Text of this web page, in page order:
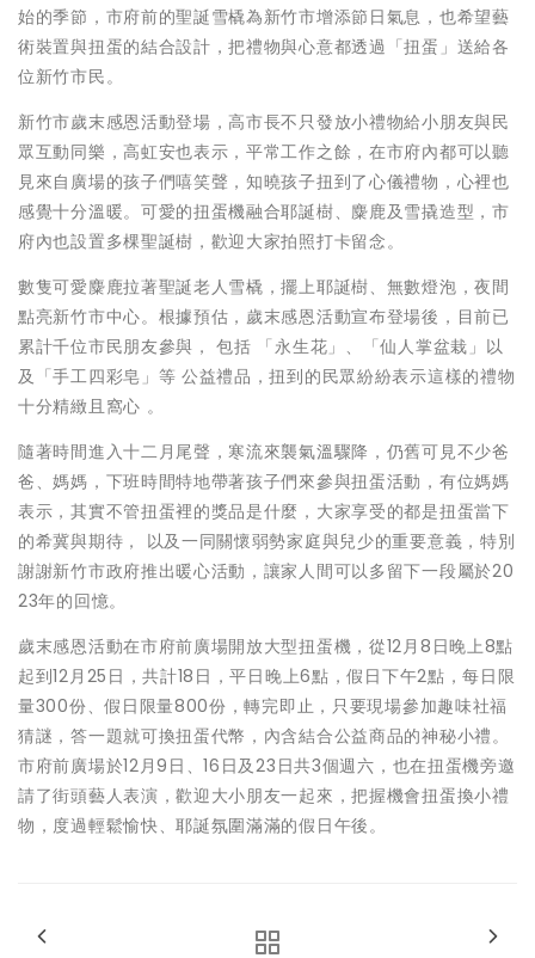
始的季節，市府前的聖誕雪橇為新竹市增添節日氣息，也希望藝
術裝置與扭蛋的結合設計，把禮物與心意都透過「扭蛋」送給各
位新竹市民。
新竹市歲末感恩活動登場，高市長不只發放小禮物給小朋友與民
眾互動同樂，高虹安也表示，平常工作之餘，在市府內都可以聽
見來自廣場的孩子們嘻笑聲，知曉孩子扭到了心儀禮物，心裡也
感覺十分溫暖。可愛的扭蛋機融合耶誕樹、麋鹿及雪撬造型，市
府內也設置多棵聖誕樹，歡迎大家拍照打卡留念。
數隻可愛麋鹿拉著聖誕老人雪橇，擺上耶誕樹、無數燈泡，夜間
點亮新竹市中心。根據預估，歲末感恩活動宣布登場後，目前已
累計千位市民朋友參與， 包括 「永生花」、「仙人掌盆栽」以
及「手工四彩皂」等 公益禮品，扭到的民眾紛紛表示這樣的禮物
十分精緻且窩心 。
隨著時間進入十二月尾聲，寒流來襲氣溫驟降，仍舊可見不少爸
爸、媽媽，下班時間特地帶著孩子們來參與扭蛋活動，有位媽媽
表示，其實不管扭蛋裡的獎品是什麼，大家享受的都是扭蛋當下
的希冀與期待， 以及一同關懷弱勢家庭與兒少的重要意義，特別
謝謝新竹市政府推出暖心活動，讓家人間可以多留下一段屬於20
23年的回憶。
歲末感恩活動在市府前廣場開放大型扭蛋機，從12月8日晚上8點
起到12月25日，共計18日，平日晚上6點，假日下午2點，每日限
量300份、假日限量800份，轉完即止，只要現場參加趣味社福
猜謎，答一題就可換扭蛋代幣，內含結合公益商品的神秘小禮。
市府前廣場於12月9日、16日及23日共3個週六，也在扭蛋機旁邀
請了街頭藝人表演，歡迎大小朋友一起來，把握機會扭蛋換小禮
物，度過輕鬆愉快、耶誕氛圍滿滿的假日午後。